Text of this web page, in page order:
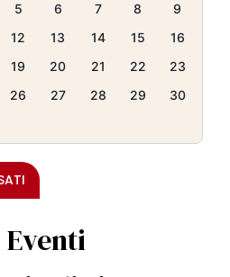
5 6 7 8
9
12 13 14 15
16
19 20 21 22
23
26 27 28 29
30